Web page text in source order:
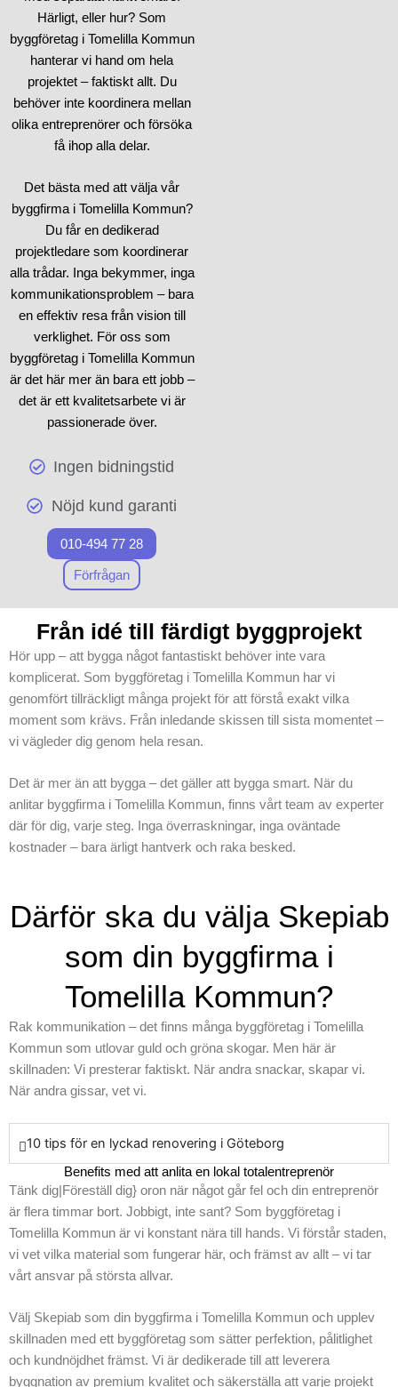
Härligt, eller hur? Som
byggföretag i Tomelilla Kommun
hanterar vi hand om hela
projektet – faktiskt allt. Du
behöver inte koordinera mellan
olika entreprenörer och försöka
få ihop alla delar.
Det bästa med att välja vår
byggfirma i Tomelilla Kommun?
Du får en dedikerad
projektledare som koordinerar
alla trådar. Inga bekymmer, inga
kommunikationsproblem – bara
en effektiv resa från vision till
verklighet. För oss som
byggföretag i Tomelilla Kommun
är det här mer än bara ett jobb –
det är ett kvalitetsarbete vi är
passionerade över.
Ingen bidningstid
Nöjd kund garanti
010-494 77 28
Förfrågan
Från idé till färdigt byggprojekt
Hör upp – att bygga något fantastiskt behöver inte vara
komplicerat. Som byggföretag i Tomelilla Kommun har vi
genomfört tillräckligt många projekt för att förstå exakt vilka
moment som krävs. Från inledande skissen till sista momentet –
vi vägleder dig genom hela resan.
Det är mer än att bygga – det gäller att bygga smart. När du
anlitar byggfirma i Tomelilla Kommun, finns vårt team av experter
där för dig, varje steg. Inga överraskningar, inga oväntade
kostnader – bara ärligt hantverk och raka besked.
Därför ska du välja Skepiab
som din byggfirma i
Tomelilla Kommun?
Rak kommunikation – det finns många byggföretag i Tomelilla
Kommun som utlovar guld och gröna skogar. Men här är
skillnaden: Vi presterar faktiskt. När andra snackar, skapar vi.
När andra gissar, vet vi.
10 tips för en lyckad renovering i Göteborg
Benefits med att anlita en lokal totalentreprenör
Tänk dig|Föreställ dig} oron när något går fel och din entreprenör
är flera timmar bort. Jobbigt, inte sant? Som byggföretag i
Tomelilla Kommun är vi konstant nära till hands. Vi förstår staden,
vi vet vilka material som fungerar här, och främst av allt – vi tar
vårt ansvar på största allvar.
Välj Skepiab som din byggfirma i Tomelilla Kommun och upplev
skillnaden med ett byggföretag som sätter perfektion, pålitlighet
och kundnöjdhet främst. Vi är dedikerade till att leverera
byggnation av premium kvalitet och säkerställa att varje projekt